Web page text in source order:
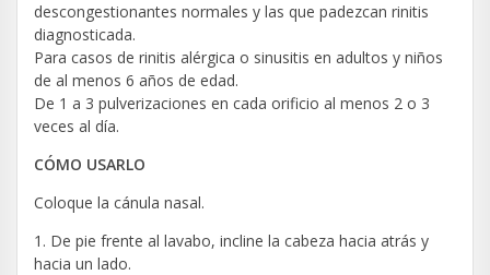
descongestionantes normales y las que padezcan rinitis
diagnosticada.
Para casos de rinitis alérgica o sinusitis en adultos y niños
de al menos 6 años de edad.
De 1 a 3 pulverizaciones en cada orificio al menos 2 o 3
veces al día.
CÓMO USARLO
Coloque la cánula nasal.
1. De pie frente al lavabo, incline la cabeza hacia atrás y
hacia un lado.